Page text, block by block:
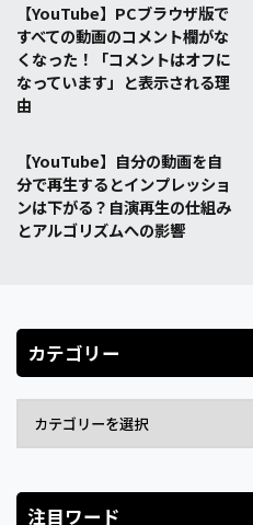
【YouTube】PCブラウザ版で
すべての動画のコメント欄がな
くなった！「コメントはオフに
なっています」と表示される理
由
【YouTube】自分の動画を自
分で再生するとインプレッショ
ンは下がる？自演再生の仕組み
とアルゴリズムへの影響
カテゴリー
注目ワード